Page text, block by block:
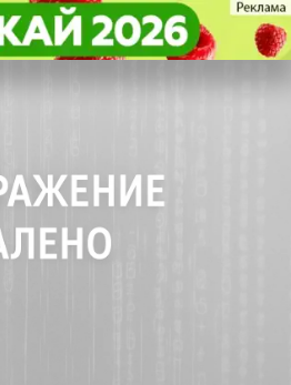
отмечают Рождество
отмечают Рождество
по